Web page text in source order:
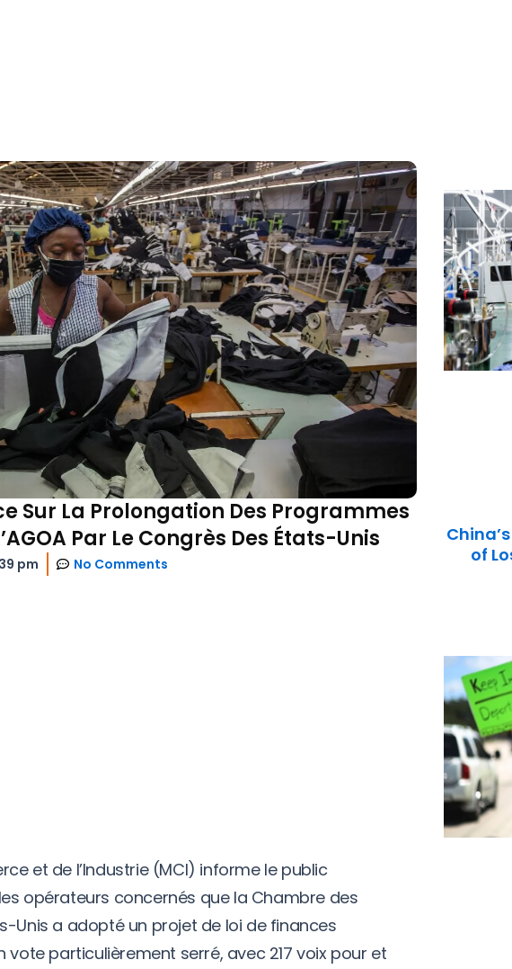
Sur La Prolongation Des Programmes
Par Le Congrès Des États-Unis
pm No Comments
et de l’Industrie (MCI) informe le public
opérateurs concernés que la Chambre des
Unis a adopté un projet de loi de finances
vote particulièrement serré, avec 217 voix pour et
of